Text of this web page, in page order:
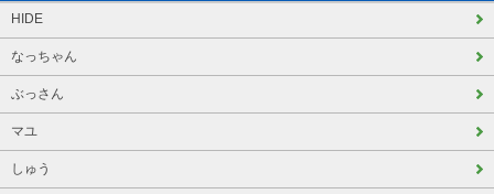
HIDE
なっちゃん
ぶっさん
マユ
しゅう